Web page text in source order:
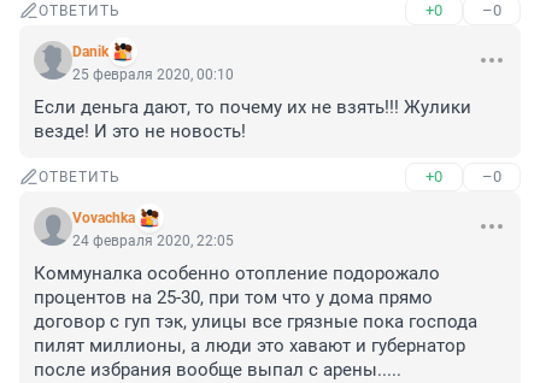
ОТВЕТИТЬ +0 –0
Danik
25 февраля 2020, 00:10
Если деньга дают, то почему их не взять!!! Жулики
везде! И это не новость!
ОТВЕТИТЬ +0 –0
Vovachka
24 февраля 2020, 22:05
Коммуналка особенно отопление подорожало
процентов на 25-30, при том что у дома прямо
договор с гуп тэк, улицы все грязные пока господа
пилят миллионы, а люди это хавают и губернатор
после избрания вообще выпал с арены.....